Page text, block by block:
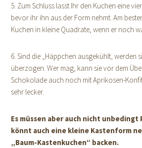
5. Zum Schluss lasst Ihr den Kuchen eine
bevor ihr ihn aus der Form nehmt. Am
Kuchen in kleine Quadrate, wenn er noch
6. Sind die „Häppchen ausgekühlt, werden
überzogen. Wer mag, kann sie vor dem
Schokolade auch noch mit Aprikosen-
sehr lecker.
Es müssen aber auch nicht
könnt auch eine kleine Kastenform
„Baum-Kastenkuchen“ backen.